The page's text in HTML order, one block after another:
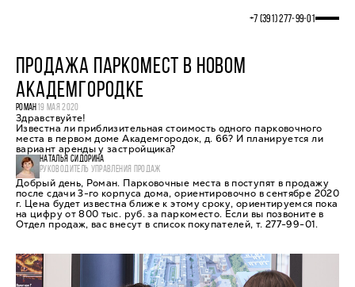
+7 (391) 277‒99‒01
ПРОДАЖА ПАРКОМЕСТ В НОВОМ
АКАДЕМГОРОДКЕ
РОМАН 19 МАЯ 2020
Здравствуйте!
Известна ли приблизительная стоимость одного парковочного
места в первом доме Академгородок, д. 66? И планируется ли
вариант аренды у застройщика?
НАТАЛЬЯ СИДОРИНА
РУКОВОДИТЕЛЬ УПРАВЛЕНИЯ ПРОДАЖ
Добрый день, Роман. Парковочные места в поступят в продажу
после сдачи 3-го корпуса дома, ориентировочно в сентябре 2020
г. Цена будет известна ближе к этому сроку, ориентируемся пока
на цифру от 800 тыс. руб. за паркоместо. Если вы позвоните в
Отдел продаж, вас внесут в список покупателей, т. 277-99-01.